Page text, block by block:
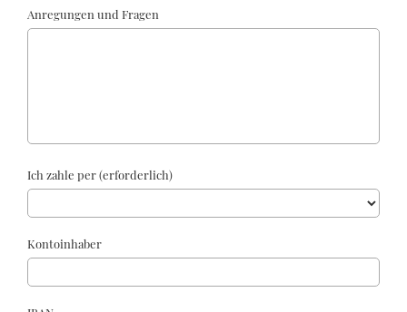
Anregungen und Fragen
Ich zahle per (erforderlich)
Kontoinhaber